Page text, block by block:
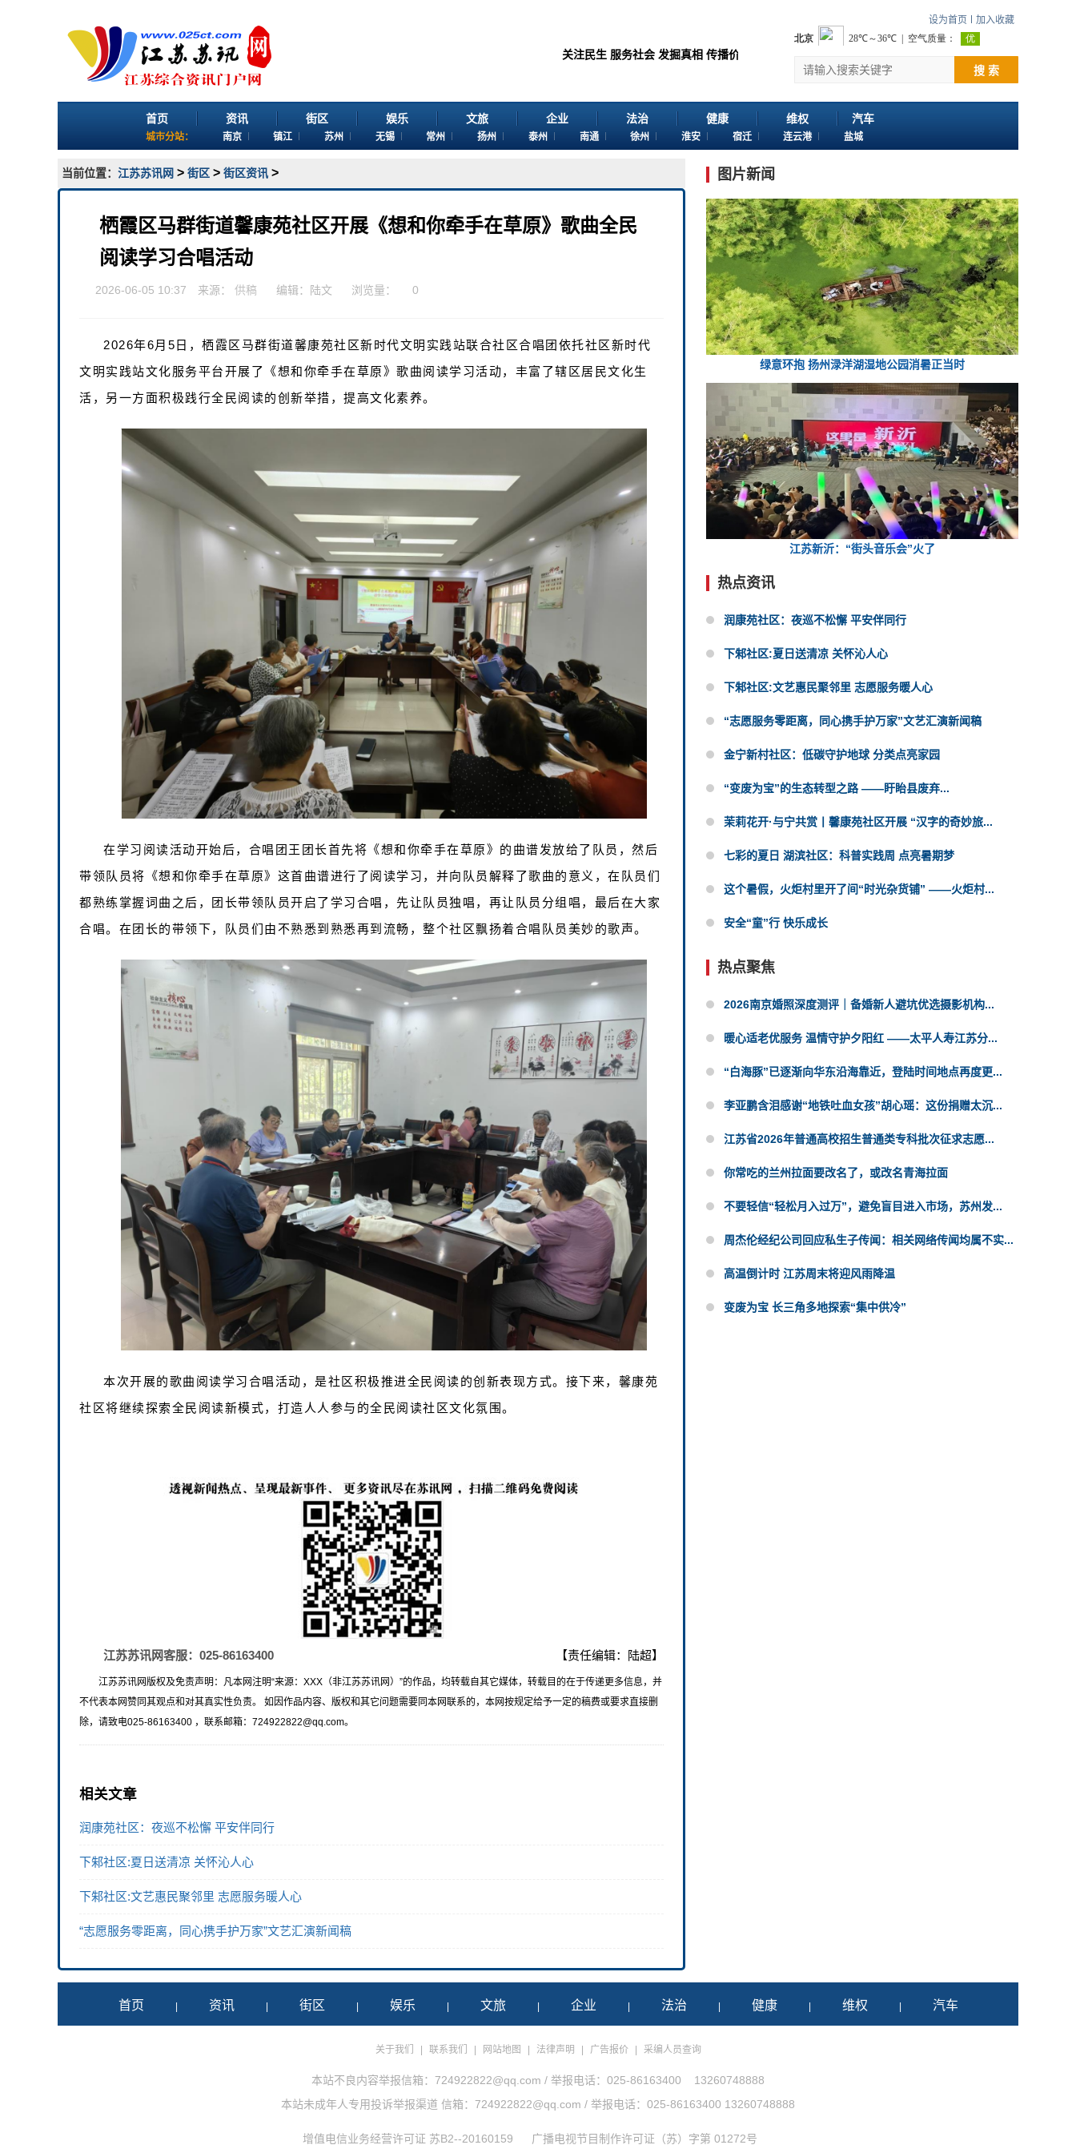
设为首页 加入收藏
关注民生 服务社会 发掘真相 传播价值 感谢您浏览江苏苏讯网。 欢迎投稿：邮箱724922822@qq.com 客
搜 索
首页 资讯 街区 娱乐 文旅 企业 法治 健康 维权 汽车
城市分站： 南京 镇江 苏州 无锡 常州 扬州 泰州 南通 徐州 淮安 宿迁 连云港 盐城
当前位置： 江苏苏讯网 > 街区 > 街区资讯 >
栖霞区马群街道馨康苑社区开展《想和你牵手在草原》歌曲全民
阅读学习合唱活动
2026-06-05 10:37 来源： 供稿 编辑：陆文 浏览量： 0
2026年6月5日，栖霞区马群街道馨康苑社区新时代文明实践站联合社区合唱团依托社区新时代
文明实践站文化服务平台开展了《想和你牵手在草原》歌曲阅读学习活动，丰富了辖区居民文化生
活，另一方面积极践行全民阅读的创新举措，提高文化素养。
在学习阅读活动开始后，合唱团王团长首先将《想和你牵手在草原》的曲谱发放给了队员，然后
带领队员将《想和你牵手在草原》这首曲谱进行了阅读学习，并向队员解释了歌曲的意义，在队员们
都熟练掌握词曲之后，团长带领队员开启了学习合唱，先让队员独唱，再让队员分组唱，最后在大家
合唱。在团长的带领下，队员们由不熟悉到熟悉再到流畅，整个社区飘扬着合唱队员美妙的歌声。
本次开展的歌曲阅读学习合唱活动，是社区积极推进全民阅读的创新表现方式。接下来，馨康苑
社区将继续探索全民阅读新模式，打造人人参与的全民阅读社区文化氛围。
江苏苏讯网客服：025-86163400 【责任编辑：陆超】
江苏苏讯网版权及免责声明：凡本网注明“来源：XXX（非江苏苏讯网）”的作品，均转载自其它媒体，转载目的在于传递更多信息，并
不代表本网赞同其观点和对其真实性负责。 如因作品内容、版权和其它问题需要同本网联系的，本网按规定给予一定的稿费或要求直接删
除，请致电025-86163400 ，联系邮箱：724922822@qq.com。
相关文章
润康苑社区：夜巡不松懈 平安伴同行
下邾社区:夏日送清凉 关怀沁人心
下邾社区:文艺惠民聚邻里 志愿服务暖人心
“志愿服务零距离，同心携手护万家”文艺汇演新闻稿
图片新闻
绿意环抱 扬州渌洋湖湿地公园消暑正当时
江苏新沂：“街头音乐会”火了
热点资讯
润康苑社区：夜巡不松懈 平安伴同行
下邾社区:夏日送清凉 关怀沁人心
下邾社区:文艺惠民聚邻里 志愿服务暖人心
“志愿服务零距离，同心携手护万家”文艺汇演新闻稿
金宁新村社区：低碳守护地球 分类点亮家园
“变废为宝”的生态转型之路 ——盱眙县废弃...
茉莉花开·与宁共赏丨馨康苑社区开展 “汉字的奇妙旅...
七彩的夏日 湖滨社区：科普实践周 点亮暑期梦
这个暑假，火炬村里开了间“时光杂货铺” ——火炬村...
安全“童”行 快乐成长
热点聚焦
2026南京婚照深度测评｜备婚新人避坑优选摄影机构...
暖心适老优服务 温情守护夕阳红 ——太平人寿江苏分...
“白海豚”已逐渐向华东沿海靠近，登陆时间地点再度更...
李亚鹏含泪感谢“地铁吐血女孩”胡心瑶：这份捐赠太沉...
江苏省2026年普通高校招生普通类专科批次征求志愿...
你常吃的兰州拉面要改名了，或改名青海拉面
不要轻信“轻松月入过万”，避免盲目进入市场，苏州发...
周杰伦经纪公司回应私生子传闻：相关网络传闻均属不实...
高温倒计时 江苏周末将迎风雨降温
变废为宝 长三角多地探索“集中供冷”
首页 资讯 街区 娱乐 文旅 企业 法治 健康 维权 汽车
关于我们 联系我们 网站地图 法律声明 广告报价 采编人员查询
本站不良内容举报信箱：724922822@qq.com / 举报电话：025-86163400 13260748888
本站未成年人专用投诉举报渠道 信箱：724922822@qq.com / 举报电话：025-86163400 13260748888
增值电信业务经营许可证 苏B2--20160159 广播电视节目制作许可证（苏）字第 01272号